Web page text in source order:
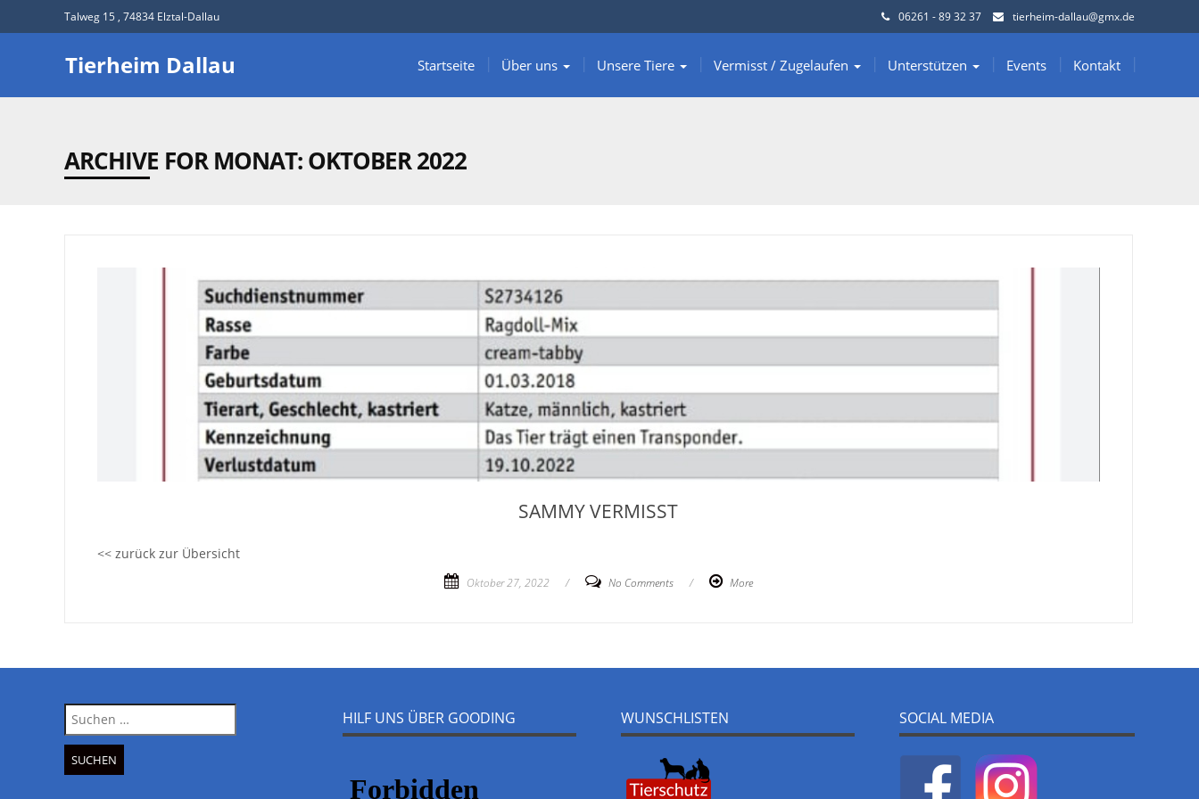
Talweg 15 , 74834 Elztal-Dallau 06261 - 89 32 37 tierheim-dallau@gmx.de
Tierheim Dallau Startseite Über uns Unsere Tiere Vermisst / Zugelaufen Unterstützen Events Kontakt
ARCHIVE FOR MONAT:OKTOBER 2022
SAMMY VERMISST
<< zurück zur Übersicht
Oktober 27, 2022 / No Comments / More
Suche
nach:
HILF UNS ÜBER GOODING WUNSCHLISTEN SOCIAL MEDIA